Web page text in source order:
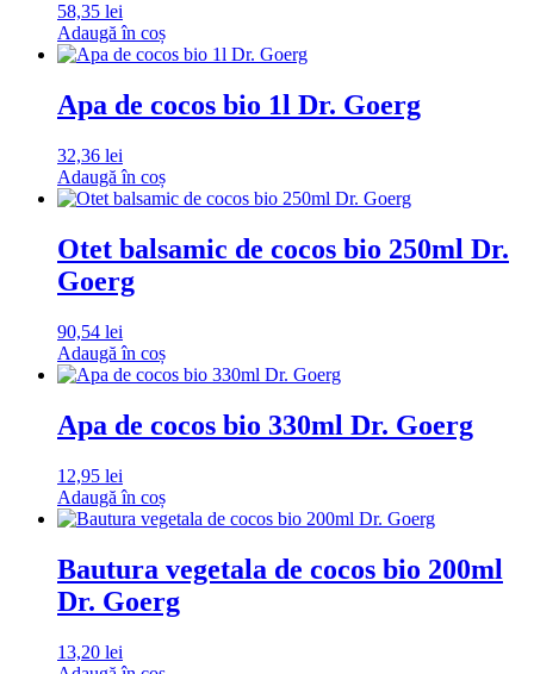
58,35 lei
Adaugă în coș
Apa de cocos bio 1l Dr. Goerg
32,36 lei
Adaugă în coș
Otet balsamic de cocos bio 250ml Dr.
Goerg
90,54 lei
Adaugă în coș
Apa de cocos bio 330ml Dr. Goerg
12,95 lei
Adaugă în coș
Bautura vegetala de cocos bio 200ml
Dr. Goerg
13,20 lei